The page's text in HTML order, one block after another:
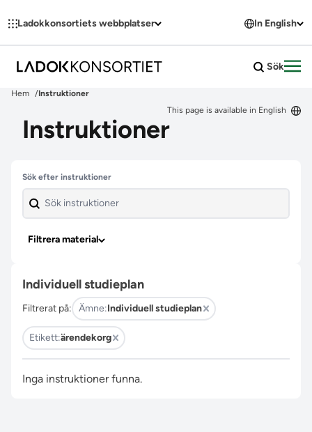
Ladokkonsortiets webbplatser In English
Sök
Hem
Instruktioner
This page is available in English
Instruktioner
Hoppa över filter
Sök efter instruktioner
Filtrera material
Individuell studieplan
Filtrerat på: Ämne:Individuell studieplan
Etikett:ärendekorg
Inga instruktioner funna.